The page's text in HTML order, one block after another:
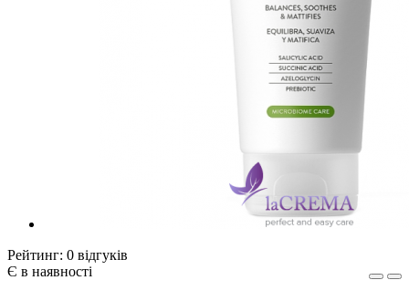
Рейтинг: 0 відгуків
Є в наявності